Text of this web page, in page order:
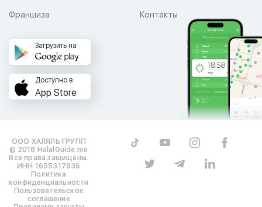
Контакты
Франшиза
Загрузить на
Доступно в
App Store
ООО ХАЛЯЛЬ ГРУПП
© 2018 HalalGuide.me
Все права защищены.
ИНН 1655317836
Политика
конфиденциальности
Пользовательское
соглашение